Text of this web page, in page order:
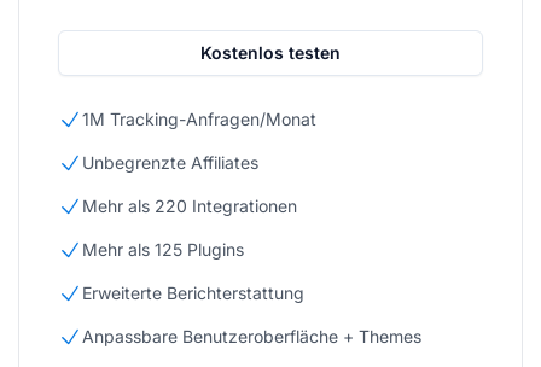
Kostenlos testen
1M Tracking-Anfragen/Monat
Unbegrenzte Affiliates
Mehr als 220 Integrationen
Mehr als 125 Plugins
Erweiterte Berichterstattung
Anpassbare Benutzeroberfläche + Themes